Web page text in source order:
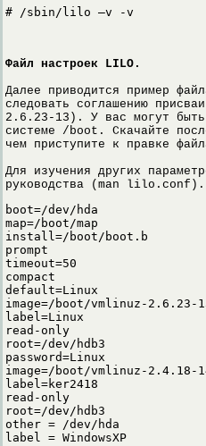
# /sbin/lilo –v -v
Файл настроек LILO.
Далее приводится пример
следовать соглашению
2.6.23-13). У вас могут
системе /boot. Скачайте
чем приступите к правке
Для изучения других
руководства (man lilo.conf).
boot=/dev/hda
map=/boot/map
install=/boot/boot.b
prompt
timeout=50
compact
default=Linux
image=/boot/vmlinuz-2.6.23-
label=Linux
read-only
root=/dev/hdb3
password=Linux
image=/boot/vmlinuz-2.4.18-
label=ker2418
read-only
root=/dev/hdb3
other = /dev/hda
label = WindowsXP